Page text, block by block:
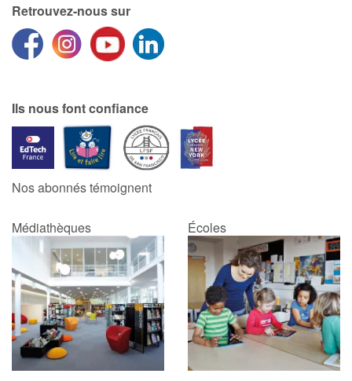
Amour et amitié
Sujets de société
Formats et illustrations
Catalogue anglais
Contraste +
Aide
Accueil
Famille
Retrouvez-nous sur
Ils nous font confiance
Nos abonnés témoignent
Médiathèques Écoles